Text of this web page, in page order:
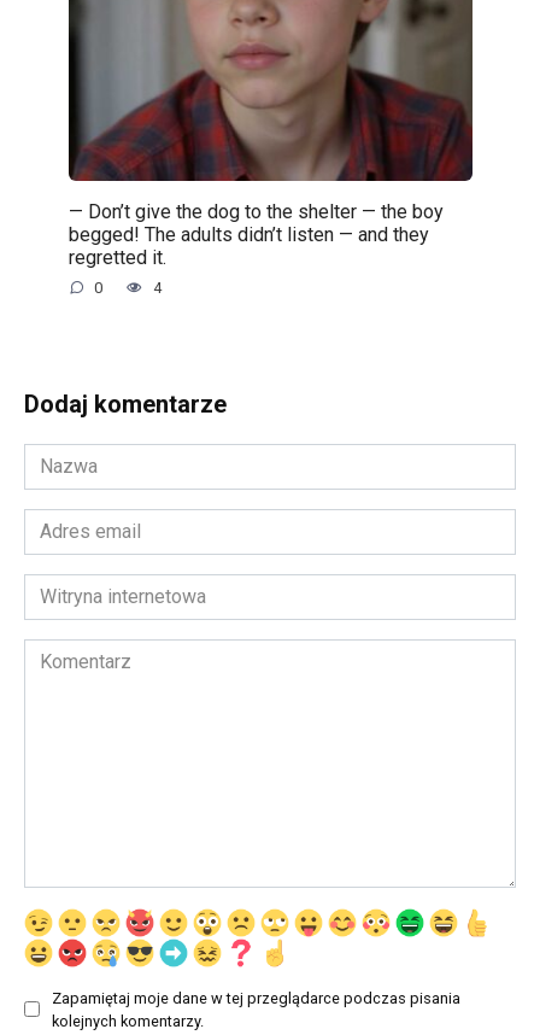
— Don’t give the dog to the shelter — the boy
begged! The adults didn’t listen — and they
regretted it.
0 4
Dodaj komentarze
Nazwa
*
Adres
email
*Witryna
internetowa
Komentarz
Zapamiętaj moje dane w tej przeglądarce podczas pisania
kolejnych komentarzy.